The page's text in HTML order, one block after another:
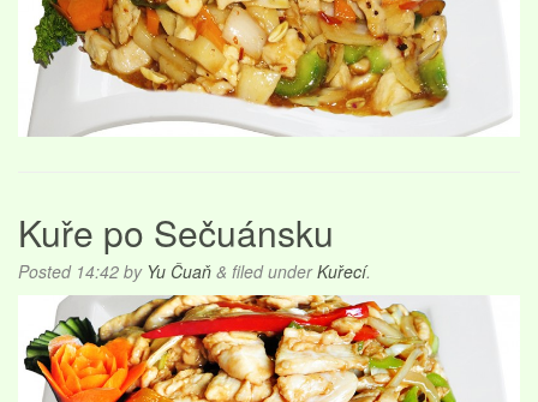
Kuře po Sečuánsku
Posted 14:42 by Yu Čuaň & filed underKuřecí.